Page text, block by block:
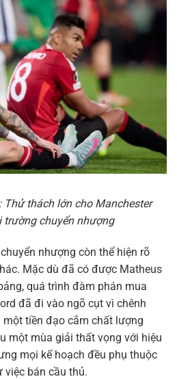
Thử thách lớn cho Manchester
trường chuyển nhượng
nhượng còn thể hiện rõ
Mặc dù đã có được Matheus
quá trình đàm phán mua
đã đi vào ngõ cụt vì chênh
một tiền đạo cắm chất lượng
một mùa giải thất vọng với hiệu
mọi kế hoạch đều phụ thuộc
việc bán cầu thủ.